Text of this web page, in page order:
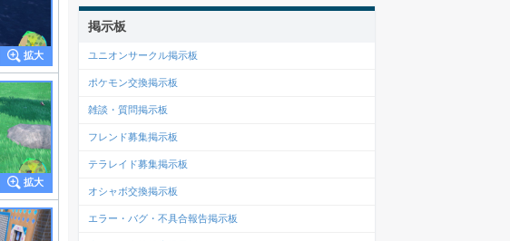
掲示板
ユニオンサークル掲示板
ポケモン交換掲示板
雑談・質問掲示板
フレンド募集掲示板
テラレイド募集掲示板
オシャボ交換掲示板
エラー・バグ・不具合報告掲示板